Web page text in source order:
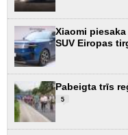
Xiaomi piesaka
SUV Eiropas
Pabeigta trīs
5